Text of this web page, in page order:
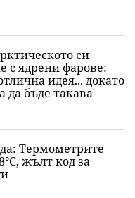
си
с ядрени фарове:
идея... докато
да бъде такава
Термометрите
жълт код за